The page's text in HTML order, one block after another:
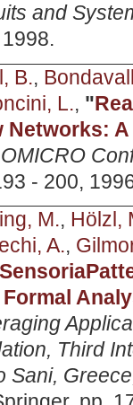
and
B.,
L., "
Networks:
- 200,
M., Hölzl,
A.,
Third
Sani,